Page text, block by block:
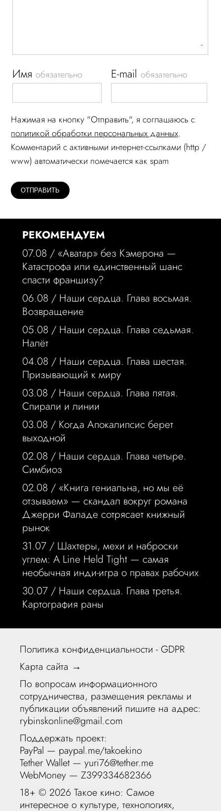
Имяобязательно E-mailобязательно
Нажимая на кнопку "Отправить", я соглашаюсь c
политикой обработки персональных данных.
Комментарий c активными интернет-ссылками (http /
www) автоматически помечается как spam
РЕКОМЕНДУЕМ
07.08 / «Аватар» без Кэмерона —
Катастрофа или единственный шанс
спасти франшизу?
06.08 / Наши сердца. Глава восьмая.
Возвращение
05.08 / Наши сердца. Глава седьмая.
Налёт
04.08 / Наши сердца. Глава шестая.
Призывающий к миру
03.08 / Наши сердца. Глава пятая.
Спирали и линии
03.08 / Когда Апокалипсис берет
выходной
02.08 / Наши сердца. Глава четыре.
Симбиоз
02.08 / «Книга гениальна, но мы её
отзываем» — скандал вокруг романа
Джерри Фаладе сотрясает книжный
рынок
31.07 / Шахтеры, мехи и наброски
углем: A Line Held Tight — самая
необычная инди-игра о правах рабочих
30.07 / Наши сердца. Глава третья.
Картография раны
Политика конфиденциальности - GDPR
Карта сайта →
По вопросам информационного
сотрудничества, размещения рекламы и
публикации объявлений пишите на адрес:
rybinskonline@gmail.com
Поддержать проект:
PayPal — paypal.me/takoekino
Tether Wallet — yuri76@tether.me
WebMoney — Z399334682366
18+ ©2026 Такое кино: Самое
интересное о культуре, технологиях,